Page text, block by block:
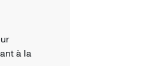
à la